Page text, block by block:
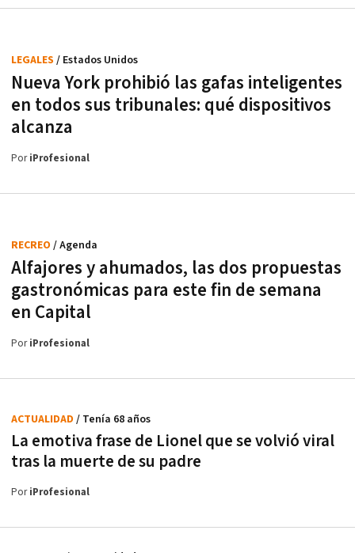
Nueva York prohibió las gafas inteligentes
en todos sus tribunales: qué dispositivos
alcanza
LEGALES / Estados Unidos
PoriProfesional
Alfajores y ahumados, las dos propuestas
gastronómicas para este fin de semana
en Capital
RECREO / Agenda
PoriProfesional
La emotiva frase de Lionel que se volvió viral
tras la muerte de su padre
ACTUALIDAD / Tenía 68 años
PoriProfesional